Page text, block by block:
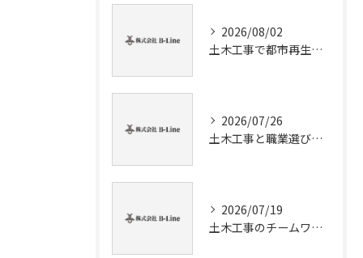
2026/08/02
土木工事で都市再生を進める現場実務とUR仕様書の最新動向を徹底解説
2026/07/26
土木工事と職業選びで桶川市周辺で安定収入を得るためのキャリア戦略を徹底解説
2026/07/19
土木工事のチームワークが現場力とキャリアを高める理由と成功の秘訣